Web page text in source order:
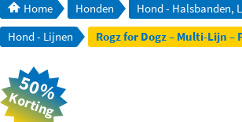
Home Honden
Hond - Halsbanden,
Hond - Lijnen
Rogz for Dogz – Multi-Lijn –
50%
Korting